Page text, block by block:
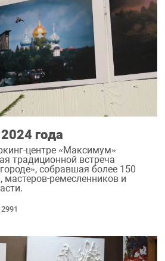
года
центре «Максимум»
традиционной встреча
собравшая более 150
мастеров-ремесленников и
2991